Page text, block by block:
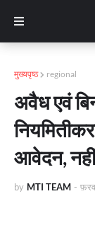
मुख्यपृष्ठ regional
अवैध एवं
आवेदन, नहीं
by MTI TEAM -